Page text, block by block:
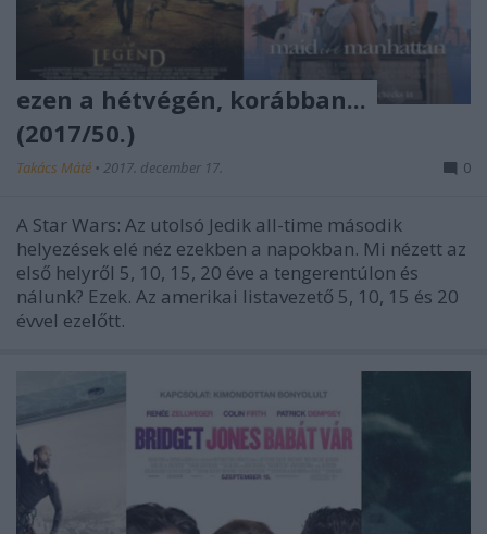
ezen a hétvégén, korábban...
(2017/50.)
Takács Máté • 2017. december 17. 0
A Star Wars: Az utolsó Jedik all-time második
helyezések elé néz ezekben a napokban. Mi nézett az
első helyről 5, 10, 15, 20 éve a tengerentúlon és
nálunk? Ezek. Az amerikai listavezető 5, 10, 15 és 20
évvel ezelőtt.